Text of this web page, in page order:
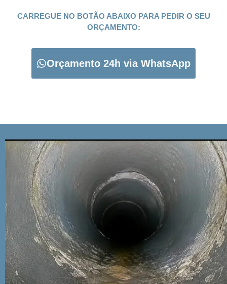
CARREGUE NO BOTÃO ABAIXO PARA PEDIR O SEU
ORÇAMENTO:
Orçamento 24h via WhatsApp